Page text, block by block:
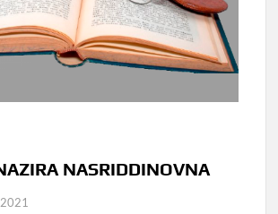
NASRIDDINOVNA